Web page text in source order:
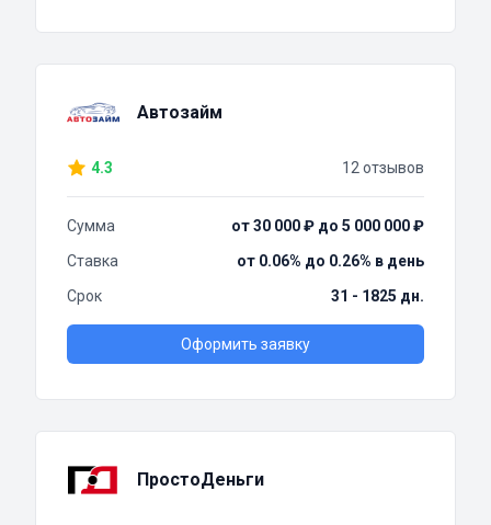
Автозайм
4.3 12 отзывов
Сумма
от 30 000 ₽ до 5 000 000 ₽
Ставка
от 0.06% до 0.26% в день
Срок
31 - 1825 дн.
Оформить заявку
ПростоДеньги